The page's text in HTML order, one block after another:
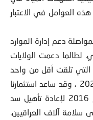
هذه العوامل في الاعتبار
دعم إدارة الموارد
لطالما دعمت الولايات
، التي تلقت أقل من واحد
في المئة من ميزانية الحكومة لعام 2021 ، وقد ساعد استثمارنا
البالغ ( 124 ) مليون دولار في العام 2016 لإعادة تأهيل سد
سلامة آلاف العراقيين.